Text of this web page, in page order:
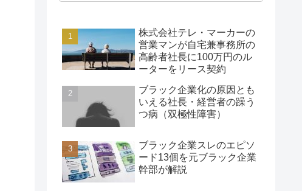
株式会社テレ・マーカーの
営業マンが自宅兼事務所の
高齢者社長に100万円のル
ーターをリース契約
ブラック企業化の原因とも
いえる社長・経営者の躁う
つ病（双極性障害）
ブラック企業スレのエピソ
ード13個を元ブラック企業
幹部が解説